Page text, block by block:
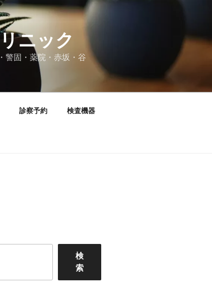
ニック
固・薬院・赤坂・谷
診察予約 検査機器
検
索